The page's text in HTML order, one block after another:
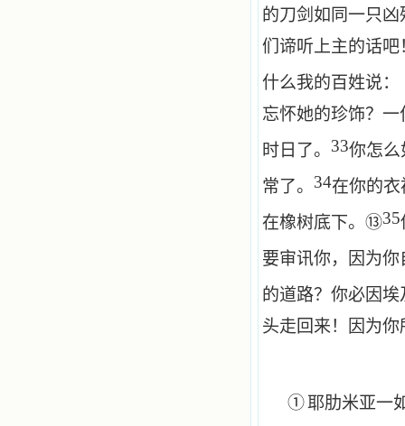
的刀剑如同一只
们谛听上主的话
什么我的百姓说
忘怀她的珍饰？
时日了。 33你怎么
常了。 34在你的
在橡树底下。 ⑬35
要审讯你，因为
的道路？你必因
头走回来！因为
①耶肋米亚一